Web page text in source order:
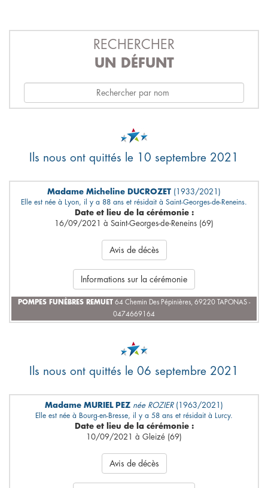
RECHERCHER
UN DÉFUNT
Ils nous ont quittés le 10 septembre 2021
Madame Micheline DUCROZET (1933/2021)
Elle est née à Lyon, il y a 88 ans et résidait à Saint-Georges-de-Reneins.
Date et lieu de la cérémonie :
16/09/2021 à Saint-Georges-de-Reneins (69)
Avis de décès
Informations sur la cérémonie
POMPES FUNÈBRES REMUET 64 Chemin Des Pépinières, 69220 TAPONAS -
0474669164
Ils nous ont quittés le 06 septembre 2021
Madame MURIEL PEZ née ROZIER (1963/2021)
Elle est née à Bourg-en-Bresse, il y a 58 ans et résidait à Lurcy.
Date et lieu de la cérémonie :
10/09/2021 à Gleizé (69)
Avis de décès